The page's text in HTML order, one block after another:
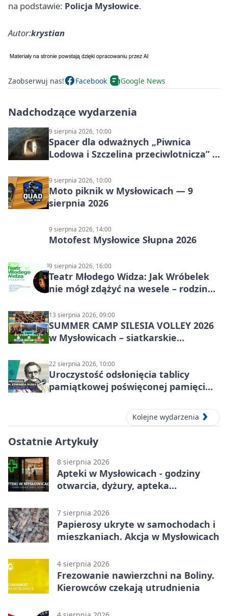
na podstawie: Policja Mysłowice.
Autor:krystian
Zaobserwuj nas! Facebook Google News
Nadchodzące wydarzenia
9 sierpnia 2026, 10:00
Spacer dla odważnych „Piwnica
Lodowa i Szczelina przeciwlotnicza” –
9 sierpnia 2026, 10:00
Moto piknik w Mysłowicach — 9
sierpnia 2026
9 sierpnia 2026, 14:00
Motofest Mysłowice Słupna 2026
9 sierpnia 2026, 16:00
Teatr Młodego Widza: Jak Wróbelek
nie mógł zdążyć na wesele – rodzinny
13 sierpnia 2026, 09:00
SUMMER CAMP SILESIA VOLLEY 2026
w Mysłowicach – siatkarskie
22 sierpnia 2026, 10:00
Uroczystość odsłonięcia tablicy
pamiątkowej poświęconej pamięci
Kolejne wydarzenia
Ostatnie Artykuły
8 sierpnia 2026
Apteki w Mysłowicach - godziny
otwarcia, dyżury, apteka
7 sierpnia 2026
Papierosy ukryte w samochodach i
mieszkaniach. Akcja w Mysłowicach
4 sierpnia 2026
Frezowanie nawierzchni na Boliny.
Kierowców czekają utrudnienia